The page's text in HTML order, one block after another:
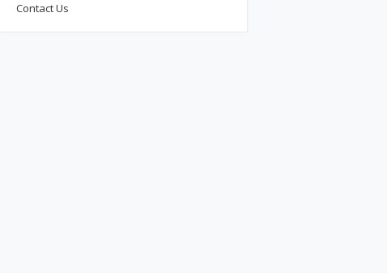
Contact Us